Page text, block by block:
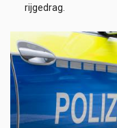
rijgedrag.